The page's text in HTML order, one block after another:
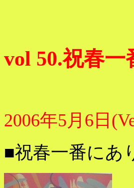
vol 50.祝春
2006年5月6日
■祝春一番にあ